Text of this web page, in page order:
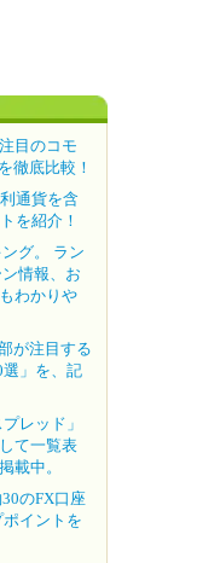
目のコモ
徹底比較！
通貨を含
を紹介！
グ。 ラン
情報、お
わかりや
が注目する
選」を、記
レッド」
て一覧表
載中。
のFX口座
イントを